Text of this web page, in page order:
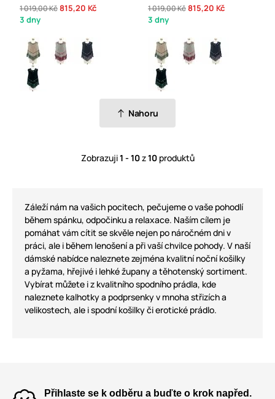
1 019,00 Kč815,20 Kč
3 dny
1 019,00 Kč815,20 Kč
3 dny
Nahoru
Zobrazuji1 - 10z10produktů
Záleží nám na vašich pocitech, pečujeme o vaše pohodlí
během spánku, odpočinku a relaxace. Naším cílem je
pomáhat vám cítit se skvěle nejen po náročném dni v
práci, ale i během lenošení a při vaší chvilce pohody. V naší
dámské nabídce naleznete zejména kvalitní noční košilky
a pyžama, hřejivé i lehké župany a těhotenský sortiment.
Vybírat můžete i z kvalitního spodního prádla, kde
naleznete kalhotky a podprsenky v mnoha střizích a
velikostech, ale i spodní košilky či erotické prádlo.
Přihlaste se k odběru a buďte o krok napřed.